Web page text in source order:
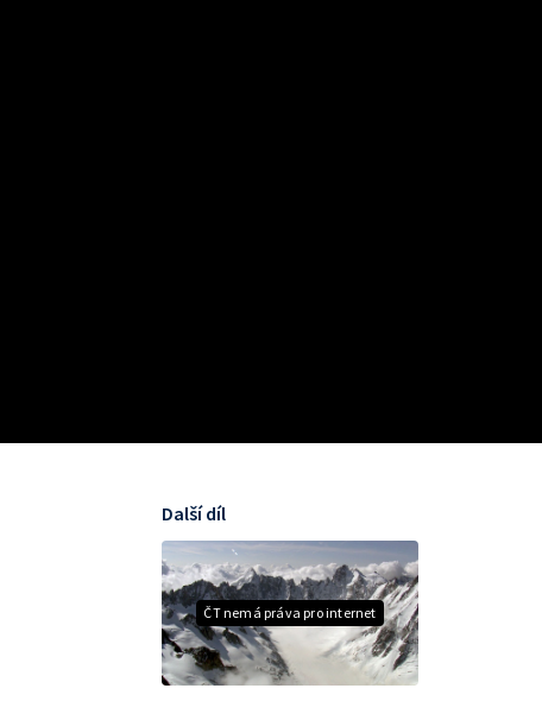
ČT nemá práva pro internet
Další díl